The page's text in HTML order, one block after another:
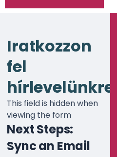
Iratkozzon
fel
hírlevelünkre!
This field is hidden when
viewing the form
Next Steps:
Sync an Email